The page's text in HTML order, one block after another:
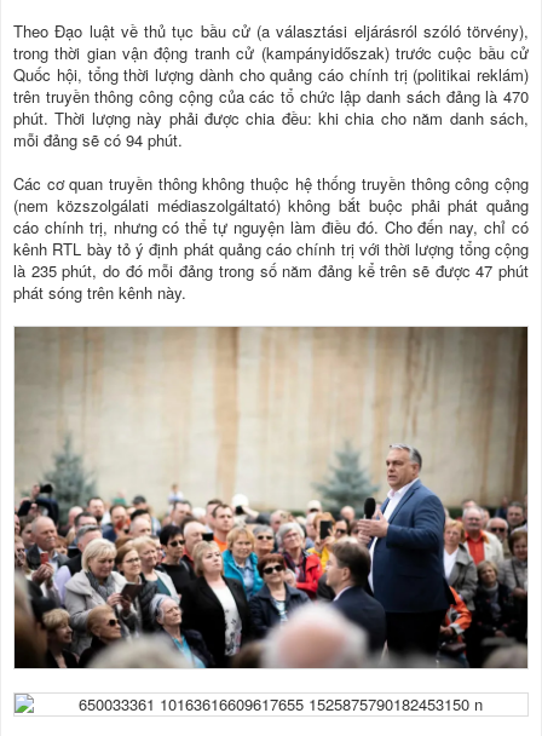
Theo Đạo luật về thủ tục bầu cử (a választási eljárásról szóló törvény),
trong thời gian vận động tranh cử (kampányidőszak) trước cuộc bầu cử
Quốc hội, tổng thời lượng dành cho quảng cáo chính trị (politikai reklám)
trên truyền thông công cộng của các tổ chức lập danh sách đảng là 470
phút. Thời lượng này phải được chia đều: khi chia cho năm danh sách,
mỗi đảng sẽ có 94 phút.
Các cơ quan truyền thông không thuộc hệ thống truyền thông công cộng
(nem közszolgálati médiaszolgáltató) không bắt buộc phải phát quảng
cáo chính trị, nhưng có thể tự nguyện làm điều đó. Cho đến nay, chỉ có
kênh RTL bày tỏ ý định phát quảng cáo chính trị với thời lượng tổng cộng
là 235 phút, do đó mỗi đảng trong số năm đảng kể trên sẽ được 47 phút
phát sóng trên kênh này.